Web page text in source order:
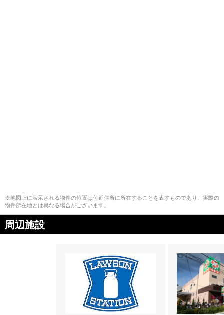
※地図上に表示される物件の位置は付近住所に所在することを表すものであり、実際の
物件所在地とは異なる場合がございます。
周辺施設